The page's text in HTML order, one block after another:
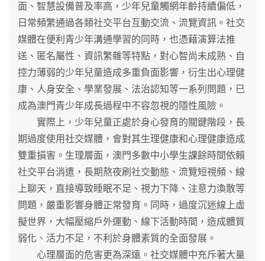
面、智慧設備普及率高，少年兒童觸網年齡持續偏低，
日常頻繁通過各類社交平台互動交流、流覽資訊。社交
媒體在便利青少年溝通學習的同時，也憑藉演算法推
送、匿名屬性、資訊繁雜等特點，對心智尚未成熟、自
控力薄弱的少年兒童造成多重負面影響，衍生出心理健
康、人身安全、學業發展、法治認知等一系列問題，已
成為澳門青少年成長過程中不容忽視的隱性風險。
實際上，少年兒童正處於身心發育的關鍵階段，長
期過度使用社交媒體，會對其生理健康和心理健康造成
雙重損害。生理層面，澳門多數中小學生課餘時間依賴
社交平台消遣，長期熬夜刷社交動態、流覽短視頻、線
上聊天，直接導致睡眠不足、視力下降、注意力渙散等
問題，嚴重影響身體正常發育。同時，過度沉迷線上虛
擬世界，大幅壓縮戶外運動、線下活動時間，造成體質
弱化、活力不足，不利於身體素質的全面發展。
心理層面的危害更為深遠。社交媒體中充斥著大量